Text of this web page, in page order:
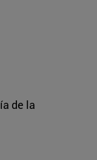
de la